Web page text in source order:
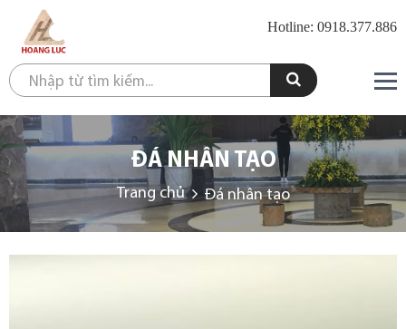
Hotline: 0918.377.886
ĐÁ NHÂN TẠO
Trang chủ Đá nhân tạo